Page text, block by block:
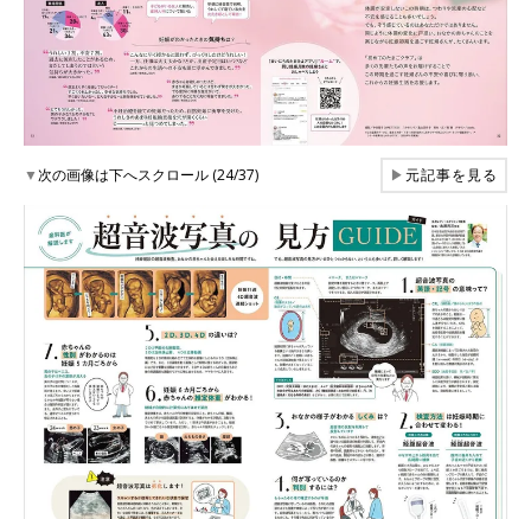
▼次の画像は下へスクロール (24/37) ▶元記事を見る